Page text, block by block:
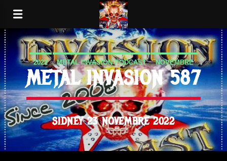
2022 METAL INVASION PODCAST NOVEMBRE
METAL INVASION 587
SIDNEY 23 NOVEMBRE 2022